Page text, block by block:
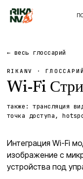
Приложения
← весь глоссарий
RIKANV · ГЛОССАРИЙ
Wi-Fi
также:трансляция
точка доступа,
Интеграция Wi-Fi
изображение с
устройства под